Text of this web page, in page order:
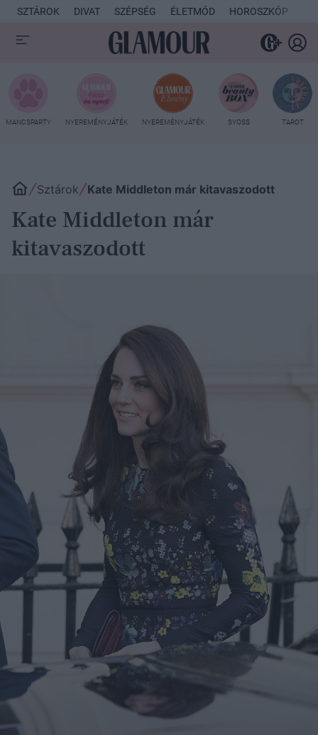
SZTÁROK DIVAT SZÉPSÉG ÉLETMÓD HOROSZKÓP
MANCSPARTY NYEREMÉNYJÁTÉK NYEREMÉNYJÁTÉK SYOSS TAROT
Sztárok Kate Middleton már kitavaszodott
Kate Middleton már
kitavaszodott